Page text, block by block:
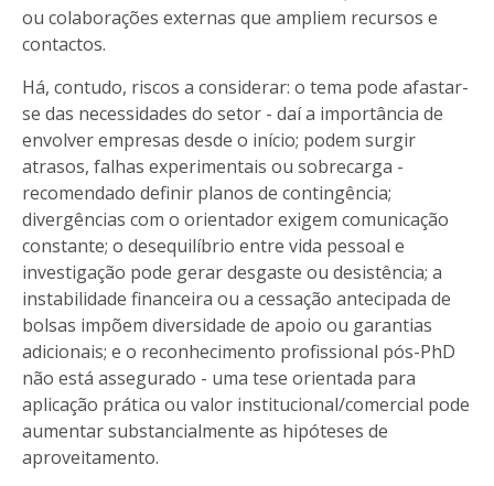
ou colaborações externas que ampliem recursos e
contactos.
Há, contudo, riscos a considerar: o tema pode afastar-
se das necessidades do setor - daí a importância de
envolver empresas desde o início; podem surgir
atrasos, falhas experimentais ou sobrecarga -
recomendado definir planos de contingência;
divergências com o orientador exigem comunicação
constante; o desequilíbrio entre vida pessoal e
investigação pode gerar desgaste ou desistência; a
instabilidade financeira ou a cessação antecipada de
bolsas impõem diversidade de apoio ou garantias
adicionais; e o reconhecimento profissional pós-PhD
não está assegurado - uma tese orientada para
aplicação prática ou valor institucional/comercial pode
aumentar substancialmente as hipóteses de
aproveitamento.